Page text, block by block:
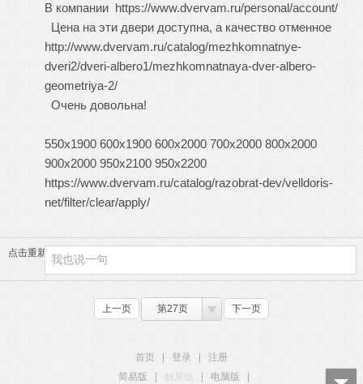
В компании https://www.dvervam.ru/personal/account/
Цена на эти двери доступна, а качество отменное
http://www.dvervam.ru/catalog/mezhkomnatnye-
dveri2/dveri-albero1/mezhkomnatnaya-dver-albero-
geometriya-2/
Очень довольна!
550х1900 600х1900 600х2000 700х2000 800х2000
900х2000 950х2100 950х2200
https://www.dvervam.ru/catalog/razobrat-dev/velldoris-
net/filter/clear/apply/
点击重新加载
上一页 第27页 下一页
首页 登录
注册
简易版
触屏版 电脑版